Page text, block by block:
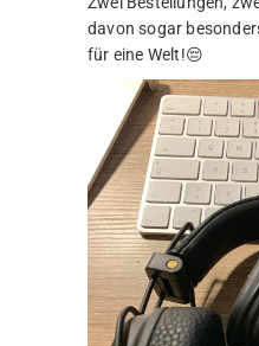
davon sogar
für eine Welt!😔